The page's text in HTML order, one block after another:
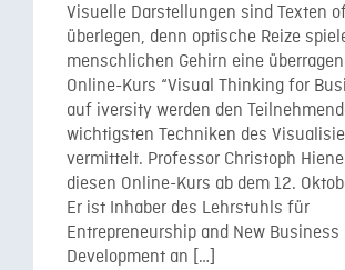
Visuelle Darstellungen sind Texten
überlegen, denn optische Reize
menschlichen Gehirn eine
Online-Kurs “Visual Thinking for
auf iversity werden den
wichtigsten Techniken des
vermittelt. Professor Christoph
diesen Online-Kurs ab dem 12.
Er ist Inhaber des Lehrstuhls für
Entrepreneurship and New Business
Development an […]